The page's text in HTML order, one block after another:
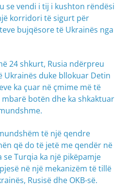
se vendi i tij i kushton rëndësi
korridori të sigurt për
bujqësore të Ukrainës nga
24 shkurt, Rusia ndërpreu
Ukrainës duke bllokuar Detin
ka çuar në çmime më të
botën dhe ka shkaktuar
të një qendre
që do të jetë me qendër në
Turqia ka një pikëpamje
në një mekanizëm të tillë
Rusisë dhe OKB-së.